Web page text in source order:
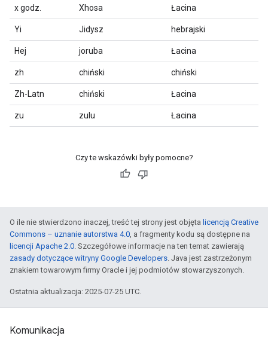
x godz. Xhosa Łacina
Yi Jidysz hebrajski
Hej joruba Łacina
zh chiński chiński
Zh-Latn chiński Łacina
zu zulu Łacina
Czy te wskazówki były pomocne?
O ile nie stwierdzono inaczej, treść tej strony jest objęta licencją Creative
Commons – uznanie autorstwa 4.0, a fragmenty kodu są dostępne na
licencji Apache 2.0. Szczegółowe informacje na ten temat zawierają
zasady dotyczące witryny Google Developers. Java jest zastrzeżonym
znakiem towarowym firmy Oracle i jej podmiotów stowarzyszonych.
Ostatnia aktualizacja: 2025-07-25 UTC.
Komunikacja